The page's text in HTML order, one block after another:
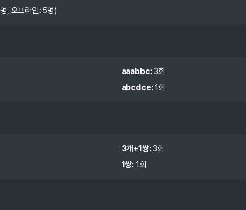
명, 오프라인:5명)
aaabbc: 3회
abcdce: 1회
3개+1쌍: 3회
1쌍: 1회